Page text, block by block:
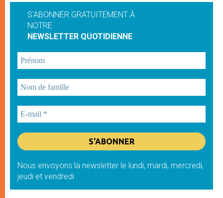
S'ABONNER GRATUITEMENT À
NOTRE
NEWSLETTER QUOTIDIENNE
Nous envoyons la newsletter le lundi, mardi, mercredi,
jeudi et vendredi